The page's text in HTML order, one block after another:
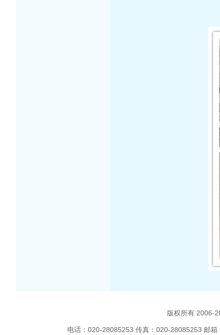
版权所有 2006-
电话：020-28085253 传真：020-28085253 邮